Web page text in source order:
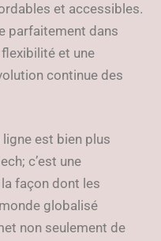
et accessibles.
parfaitement dans
et une
continue des
est bien plus
c’est une
façon dont les
globalisé
non seulement de